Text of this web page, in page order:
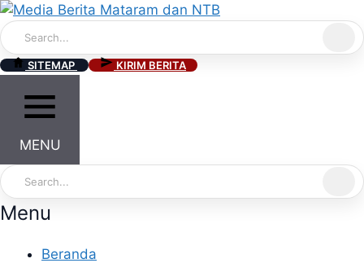
Skip
to
content
SITEMAP KIRIM BERITA
MENU
Menu
Beranda